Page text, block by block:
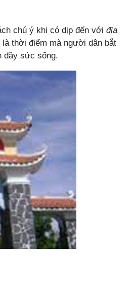
chú ý khi có dịp đến với địa
thời điểm mà người dân bắt
đầy sức sống.